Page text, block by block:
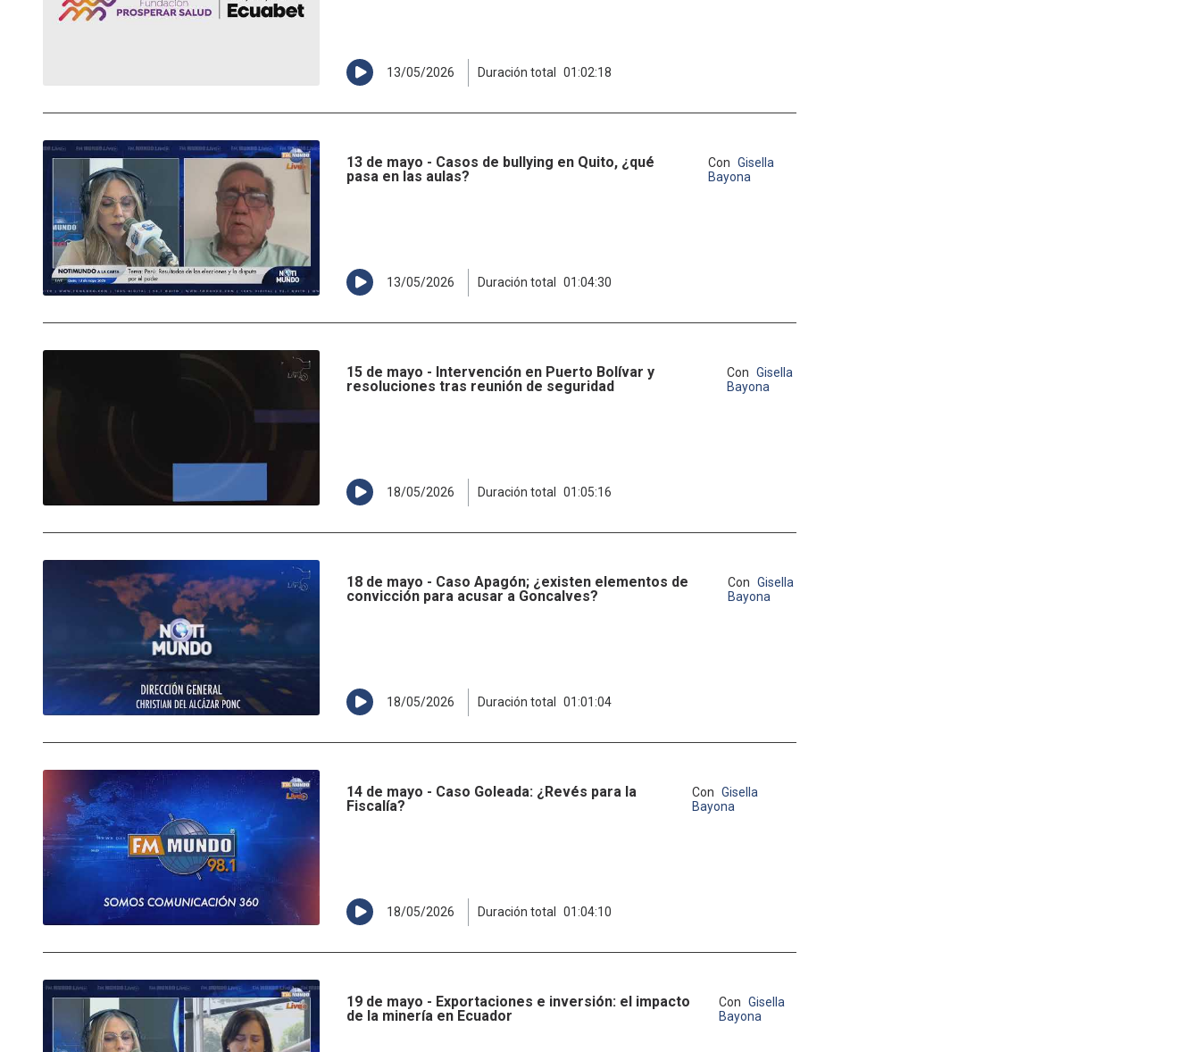
13/05/2026 Duración total 01:02:18
13 de mayo - Casos de bullying en Quito, ¿qué
pasa en las aulas?
Con Gisella
Bayona
13/05/2026 Duración total 01:04:30
15 de mayo - Intervención en Puerto Bolívar y
resoluciones tras reunión de seguridad
Con Gisella
Bayona
18/05/2026 Duración total 01:05:16
18 de mayo - Caso Apagón; ¿existen elementos de
convicción para acusar a Goncalves?
Con Gisella
Bayona
18/05/2026 Duración total 01:01:04
14 de mayo - Caso Goleada: ¿Revés para la
Fiscalía?
Con Gisella
Bayona
18/05/2026 Duración total 01:04:10
19 de mayo - Exportaciones e inversión: el impacto
de la minería en Ecuador
Con Gisella
Bayona